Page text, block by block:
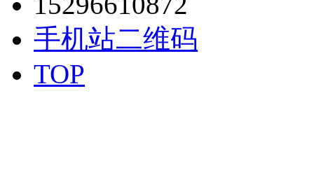
手机站二维码
TOP